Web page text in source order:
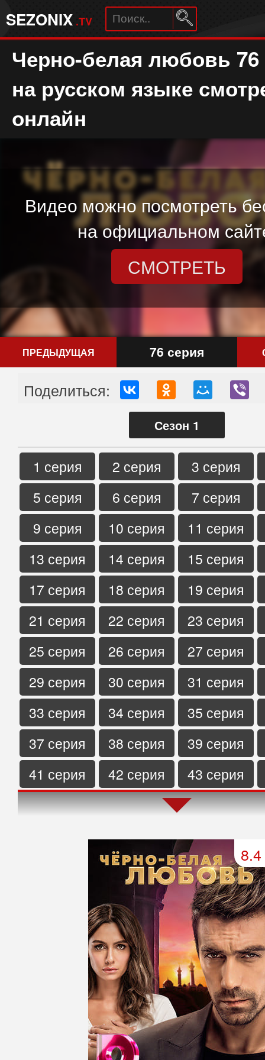
SEZONIX .TV
Черно-белая любовь 76
на русском языке
онлайн
Видео можно посмотреть
на официальном
СМОТРЕТЬ
ПРЕДЫДУЩАЯ 76 серия
Поделиться:
Сезон 1
1 серия 2 серия
3 серия
5 серия
6 серия
7 серия
9 серия
10 серия
11 серия
13 серия
14 серия
15 серия
17 серия
18 серия
19 серия
21 серия
22 серия
23 серия
25 серия
26 серия
27 серия
29 серия
30 серия
31 серия
33 серия
34 серия
35 серия
37 серия
38 серия
39 серия
41 серия
42 серия
43 серия
45 серия
46 серия
47 серия
50 серия
51 серия
54 серия
55 серия
58 серия
59 серия
62 серия
63 серия
66 серия
67 серия
70 серия
71 серия
74 серия
75 серия
78 серия 79 серия
8.4